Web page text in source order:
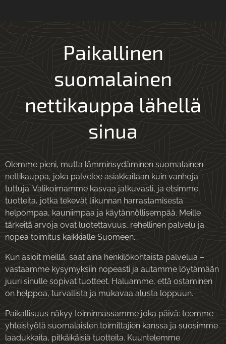
Paikallinen
suomalainen
nettikauppa lähellä
sinua
Olemme pieni, mutta lämminsydäminen suomalainen
nettikauppa, joka palvelee asiakkaitaan kuin vanhoja
tuttuja. Valikoimamme kasvaa jatkuvasti, ja etsimme
tuotteita, jotka tekevät liikunnan harrastamisesta
helpompaa, kauniimpaa ja käytännöllisempää. Meille
tärkeitä arvoja ovat luotettavuus, rehellinen palvelu ja
nopea toimitus kaikkialle Suomeen.
Kun asioit meillä, saat aina henkilökohtaista palvelua –
vastaamme kysymyksiin nopeasti ja autamme löytämään
juuri sinulle sopivat tuotteet. Haluamme, että ostaminen
on helppoa, turvallista ja mukavaa alusta loppuun.
Paikallisuus näkyy toiminnassamme joka päivä: teemme
yhteistyötä suomalaisten toimittajien kanssa ja suosimme
laadukkaita, pitkäikäisiä tuotteita. Kuuntelemme